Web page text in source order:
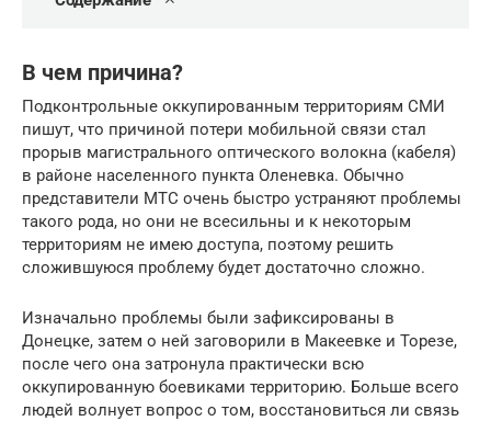
В чем причина?
Подконтрольные оккупированным территориям СМИ
пишут, что причиной потери мобильной связи стал
прорыв магистрального оптического волокна (кабеля)
в районе населенного пункта Оленевка. Обычно
представители МТС очень быстро устраняют проблемы
такого рода, но они не всесильны и к некоторым
территориям не имею доступа, поэтому решить
сложившуюся проблему будет достаточно сложно.
Изначально проблемы были зафиксированы в
Донецке, затем о ней заговорили в Макеевке и Торезе,
после чего она затронула практически всю
оккупированную боевиками территорию. Больше всего
людей волнует вопрос о том, восстановиться ли связь